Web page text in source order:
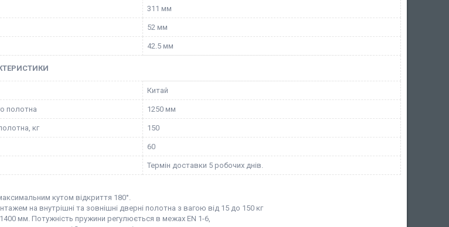
311 мм
52 мм
42.5 мм
Китай
полотна 1250 мм
кг 150
60
Термін доставки 5 робочих днів.
кутом відкриття 180°.
на внутрішні та зовнішні дверні полотна з вагою від 15 до 150 кг
мм. Потужність пружини регулюється в межах EN 1-6,